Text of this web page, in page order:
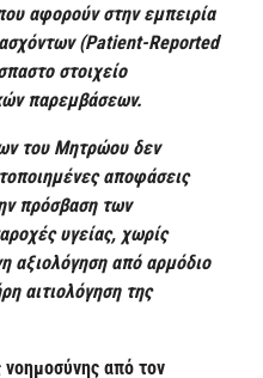
αφορούν στην εμπειρία
(Patient-Reported
στοιχείο
παρεμβάσεων.
του Μητρώου δεν
αποφάσεις
πρόσβαση των
υγείας, χωρίς
αξιολόγηση από αρμόδιο
αιτιολόγηση της
από τον